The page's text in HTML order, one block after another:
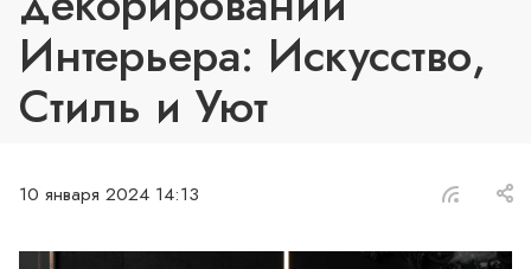
Интерьера: Искусство,
Стиль и Уют
10 января 2024 14:13